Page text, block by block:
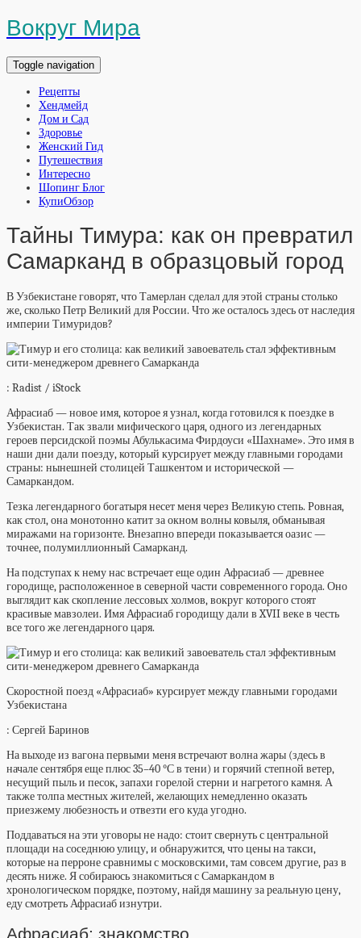
Вокруг Мира
Toggle navigation
Рецепты
Хендмейд
Дом и Сад
Здоровье
Женский Гид
Путешествия
Интересно
Шопинг Блог
КупиОбзор
Тайны Тимура: как он превратил
Самарканд в образцовый город
В Узбекистане говорят, что Тамерлан сделал для этой страны столько
же, сколько Петр Великий для России. Что же осталось здесь от наследия
империи Тимуридов?
: Radist / iStock
Афрасиаб — новое имя, которое я узнал, когда готовился к поездке в
Узбекистан. Так звали мифического царя, одного из легендарных
героев персидской поэмы Абулькасима Фирдоуси «Шахнаме». Это имя в
наши дни дали поезду, который курсирует между главными городами
страны: нынешней столицей Ташкентом и исторической —
Самаркандом.
Тезка легендарного богатыря несет меня через Великую степь. Ровная,
как стол, она монотонно катит за окном волны ковыля, обманывая
миражами на горизонте. Внезапно впереди показывается оазис —
точнее, полумиллионный Самарканд.
На подступах к нему нас встречает еще один Афрасиаб — древнее
городище, расположенное в северной части современного города. Оно
выглядит как скопление лессовых холмов, вокруг которого стоят
красивые мавзолеи. Имя Афрасиаб городищу дали в XVII веке в честь
все того же легендарного царя.
Скоростной поезд «Афрасиаб» курсирует между главными городами
Узбекистана
: Сергей Баринов
На выходе из вагона первыми меня встречают волна жары (здесь в
начале сентября еще плюс 35–40 °С в тени) и горячий степной ветер,
несущий пыль и песок, запахи горелой стерни и нагретого камня. А
также толпа местных жителей, желающих немедленно оказать
приезжему любезность и отвезти его куда угодно.
Поддаваться на эти уговоры не надо: стоит свернуть с центральной
площади на соседнюю улицу, и обнаружится, что цены на такси,
которые на перроне сравнимы с московскими, там совсем другие, раз в
десять ниже. Я собираюсь знакомиться с Самаркандом в
хронологическом порядке, поэтому, найдя машину за реальную цену,
еду смотреть Афрасиаб изнутри.
Афрасиаб: знакомство